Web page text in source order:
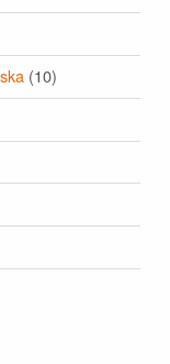
(10)